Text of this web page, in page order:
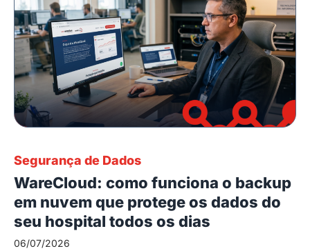
Segurança de Dados
WareCloud: como funciona o backup
em nuvem que protege os dados do
seu hospital todos os dias
06/07/2026